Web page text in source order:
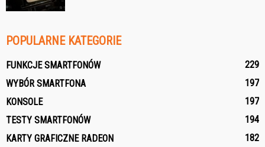
POPULARNE KATEGORIE
FUNKCJE SMARTFONÓW
229
WYBÓR SMARTFONA
197
KONSOLE
197
TESTY SMARTFONÓW
194
KARTY GRAFICZNE RADEON
182